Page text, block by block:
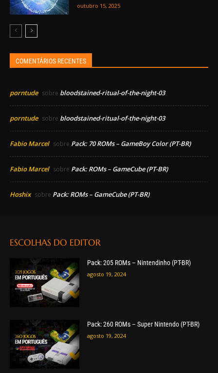
outubro 15, 2025
COMENTÁRIOS RECENTES
porntude sobre bloodstained-ritual-of-the-night-03
porntude sobre bloodstained-ritual-of-the-night-03
Fabio Marcel sobre Pack: 70 ROMs – GameBoy Color (PT-BR)
Fabio Marcel sobre Pack: ROMs – GameCube (PT-BR)
Hoshix sobre Pack: ROMs – GameCube (PT-BR)
ESCOLHAS DO EDITOR
Pack: 205 ROMs – Nintendinho (PT-BR)
agosto 19, 2024
Pack: 260 ROMs – Super Nintendo (PT-BR)
agosto 19, 2024